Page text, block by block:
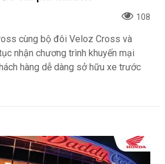
108
cùng bộ đôi Veloz Cross và
nhận chương trình khuyến mại
hàng dễ dàng sở hữu xe trước